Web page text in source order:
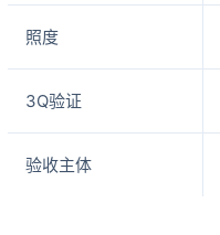
照度
3Q验证
验收主体